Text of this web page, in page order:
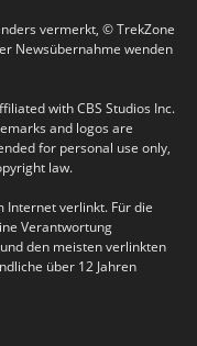
vermerkt, © TrekZone
Newsübernahme wenden
with CBS Studios Inc.
and logos are
for personal use only,
law.
Internet verlinkt. Für die
Verantwortung
den meisten verlinkten
über 12 Jahren